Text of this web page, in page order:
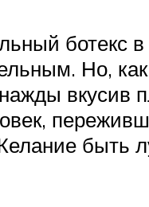
ботекс
Но,
вкусив
быть